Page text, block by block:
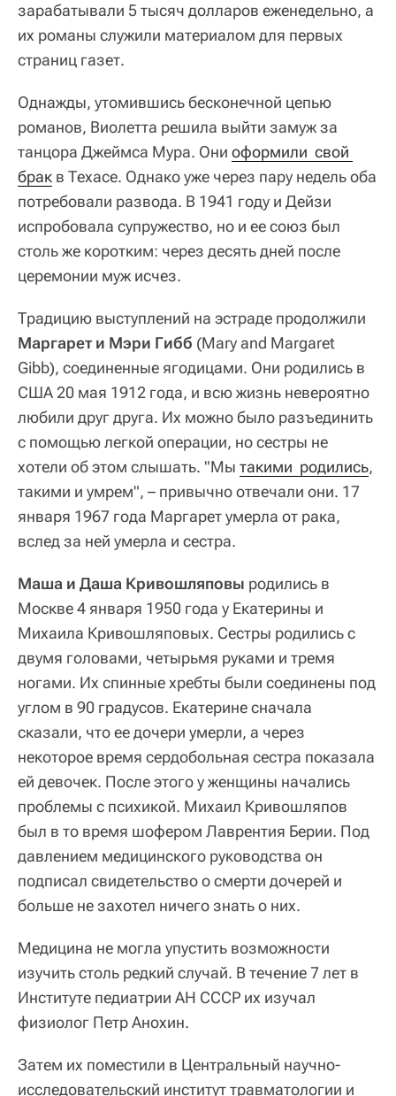
зарабатывали 5 тысяч долларов еженедельно, а
их романы служили материалом для первых
страниц газет.
Однажды, утомившись бесконечной цепью
романов, Виолетта решила выйти замуж за
танцора Джеймса Мура. Они оформили  свой
брак в Техасе. Однако уже через пару недель оба
потребовали развода. В 1941 году и Дейзи
испробовала супружество, но и ее союз был
столь же коротким: через десять дней после
церемонии муж исчез.
Традицию выступлений на эстраде продолжили
Маргарет и Мэри Гибб (Mary and Margaret
Gibb), соединенные ягодицами. Они родились в
США 20 мая 1912 года, и всю жизнь невероятно
любили друг друга. Их можно было разъединить
с помощью легкой операции, но сестры не
хотели об этом слышать. "Мы такими  родились,
такими и умрем", – привычно отвечали они. 17
января 1967 года Маргарет умерла от рака,
вслед за ней умерла и сестра.
Маша и Даша Кривошляповы родились в
Москве 4 января 1950 года у Екатерины и
Михаила Кривошляповых. Сестры родились с
двумя головами, четырьмя руками и тремя
ногами. Их спинные хребты были соединены под
углом в 90 градусов. Екатерине сначала
сказали, что ее дочери умерли, а через
некоторое время сердобольная сестра показала
ей девочек. После этого у женщины начались
проблемы с психикой. Михаил Кривошляпов
был в то время шофером Лаврентия Берии. Под
давлением медицинского руководства он
подписал свидетельство о смерти дочерей и
больше не захотел ничего знать о них.
Медицина не могла упустить возможности
изучить столь редкий случай. В течение 7 лет в
Институте педиатрии АН СССР их изучал
физиолог Петр Анохин.
Затем их поместили в Центральный научно-
исследовательский институт травматологии и